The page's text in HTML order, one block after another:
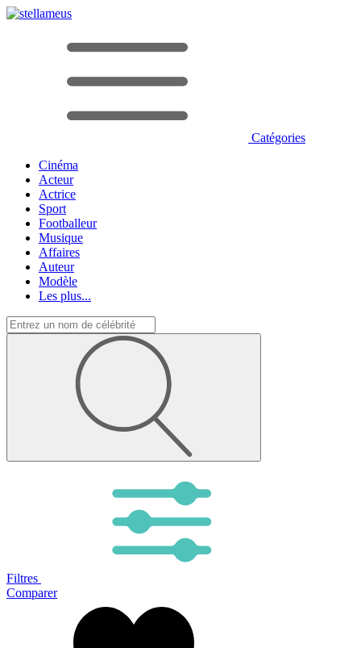
Catégories
Cinéma
Acteur
Actrice
Sport
Footballeur
Musique
Affaires
Auteur
Modèle
Les plus...
Filtres
Comparer